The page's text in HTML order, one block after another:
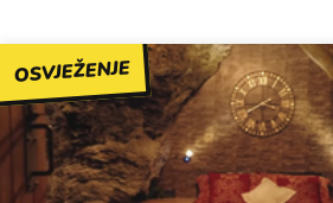
OSVJEŽENJE